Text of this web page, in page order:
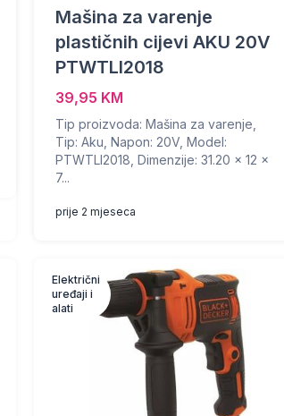
Mašina za varenje
plastičnih cijevi AKU 20V
PTWTLI2018
39,95 KM
Tip proizvoda: Mašina za varenje,
Tip: Aku, Napon: 20V, Model:
PTWTLI2018, Dimenzije: 31.20 x 12 x
7...
prije 2 mjeseca
Električni
uređaji i
alati